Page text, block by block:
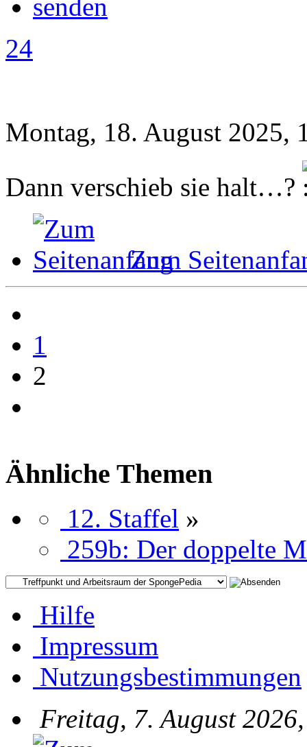
24
Montag, 18. August 2025,
Dann verschieb sie halt…?
Zum
1
2
Ähnliche Themen
12. Staffel »
259b: Der doppelte
Hilfe
Impressum
Nutzungsbestimmungen
Freitag, 7. August